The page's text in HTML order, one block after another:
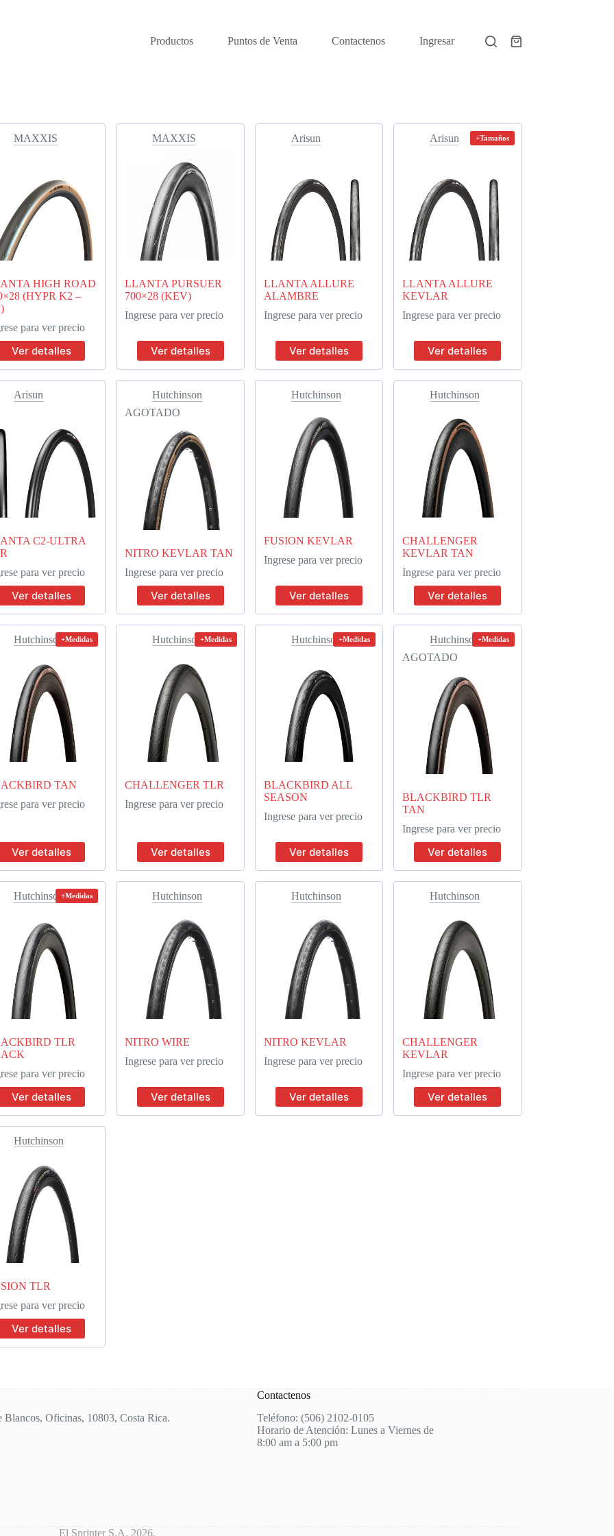
Productos
Puntos de Venta Contactenos Ingresar
Shopping
MAXXIS
HIGH ROAD
(HYPR K2 –
para ver precio
Ver detalles
MAXXIS
LLANTA PURSUER
700×28 (KEV)
Ingrese para ver precio
Ver detalles
Arisun
LLANTA ALLURE
ALAMBRE
Ingrese para ver precio
Ver detalles
Arisun +Tamaños
LLANTA ALLURE
KEVLAR
Ingrese para ver precio
Ver detalles
Arisun
C2-ULTRA
para ver precio
Ver detalles
Hutchinson
AGOTADO
NITRO KEVLAR TAN
Ingrese para ver precio
Ver detalles
Hutchinson
FUSION KEVLAR
Ingrese para ver precio
Ver detalles
Hutchinson
CHALLENGER
KEVLAR TAN
Ingrese para ver precio
Ver detalles
Hutchinson+Medidas
TAN
para ver precio
Ver detalles
Hutchinson+Medidas
CHALLENGER TLR
Ingrese para ver precio
Ver detalles
Hutchinson+Medidas
BLACKBIRD ALL
SEASON
Ingrese para ver precio
Ver detalles
Hutchinson
AGOTADO
+Medidas
BLACKBIRD TLR
TAN
Ingrese para ver precio
Ver detalles
Hutchinson+Medidas
TLR
para ver precio
Ver detalles
Hutchinson
NITRO WIRE
Ingrese para ver precio
Ver detalles
Hutchinson
NITRO KEVLAR
Ingrese para ver precio
Ver detalles
Hutchinson
CHALLENGER
KEVLAR
Ingrese para ver precio
Ver detalles
Hutchinson
TLR
para ver precio
Ver detalles
Blancos, Oficinas, 10803, Costa Rica.
Contactenos
Teléfono: (506) 2102-0105
Horario de Atención: Lunes a Viernes de
8:00 am a 5:00 pm
El Sprinter S.A. 2026.